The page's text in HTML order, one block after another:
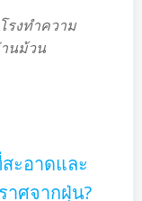
รงทำความ
นม้วน
ะอาดและ
าศจากฝุ่น?